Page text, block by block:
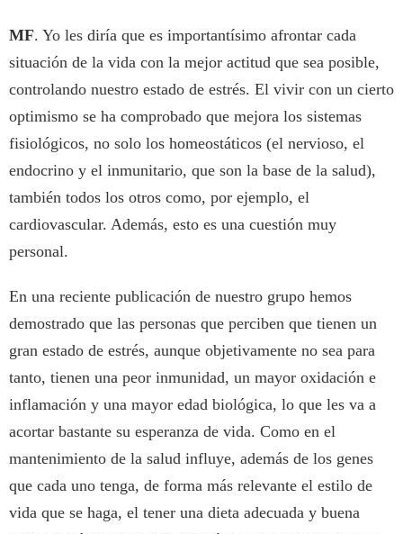
MF. Yo les diría que es importantísimo afrontar cada
situación de la vida con la mejor actitud que sea posible,
controlando nuestro estado de estrés. El vivir con un cierto
optimismo se ha comprobado que mejora los sistemas
fisiológicos, no solo los homeostáticos (el nervioso, el
endocrino y el inmunitario, que son la base de la salud),
también todos los otros como, por ejemplo, el
cardiovascular. Además, esto es una cuestión muy
personal.
En una reciente publicación de nuestro grupo hemos
demostrado que las personas que perciben que tienen un
gran estado de estrés, aunque objetivamente no sea para
tanto, tienen una peor inmunidad, un mayor oxidación e
inflamación y una mayor edad biológica, lo que les va a
acortar bastante su esperanza de vida. Como en el
mantenimiento de la salud influye, además de los genes
que cada uno tenga, de forma más relevante el estilo de
vida que se haga, el tener una dieta adecuada y buena